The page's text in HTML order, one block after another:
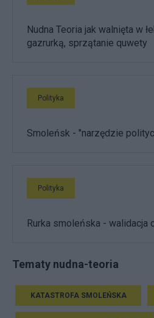
Nudna Teoria jak walnięta w
gazrurką, sprzątanie quwety
Polityka
Smoleńsk - "narzędzie
Polityka
Rurka smoleńska - walidacja
Tematy nudna-teoria
KATASTROFA SMOLEŃSKA